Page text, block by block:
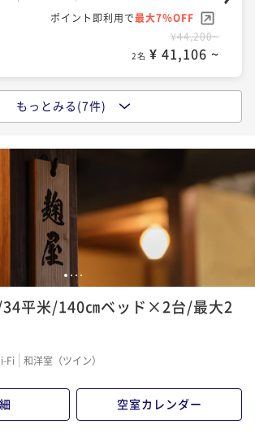
ポイント即利用で最大7％OFF
¥44,200~
2名 ¥ 41,106 ~
中日本酒飲み放題付き】島根の地酒
する古民家旅＜朝食付き＞
事前決済可
ポイント即利用で
最大7％OFF
2名 ¥ 46,128 ~
みが織りなす料理と地酒を堪能する
付き＞
¥65,400~
2名 ¥ 60,822 ~
もっとみる(7件)
1 2 3 4
/34平米/140㎝ベッド×2台/最大2
Fi 和洋室（ツイン）
空室カレンダー